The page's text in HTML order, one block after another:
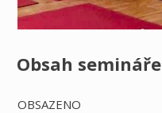
Obsah semináře
OBSAZENO